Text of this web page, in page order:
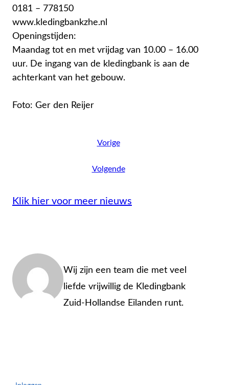
0181 – 778150
www.kledingbankzhe.nl
Openingstijden:
Maandag tot en met vrijdag van 10.00 – 16.00
uur. De ingang van de kledingbank is aan de
achterkant van het gebouw.
Foto: Ger den Reijer
Vorige
Volgende
Klik hier voor meer nieuws
Wij zijn een team die met veel
liefde vrijwillig de Kledingbank
Zuid-Hollandse Eilanden runt.